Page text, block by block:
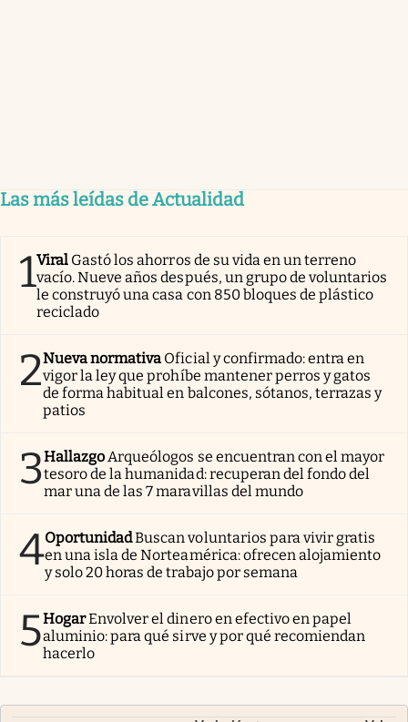
Las más leídas de Actualidad
1Viral Gastó los ahorros de su vida en un terreno
vacío. Nueve años después, un grupo de voluntarios
le construyó una casa con 850 bloques de plástico
reciclado
2Nueva normativa Oficial y confirmado: entra en
vigor la ley que prohíbe mantener perros y gatos
de forma habitual en balcones, sótanos, terrazas y
patios
3Hallazgo Arqueólogos se encuentran con el mayor
tesoro de la humanidad: recuperan del fondo del
mar una de las 7 maravillas del mundo
4OportunidadBuscan voluntarios para vivir gratis
en una isla de Norteamérica: ofrecen alojamiento
y solo 20 horas de trabajo por semana
5HogarEnvolver el dinero en efectivo en papel
aluminio: para qué sirve y por qué recomiendan
hacerlo